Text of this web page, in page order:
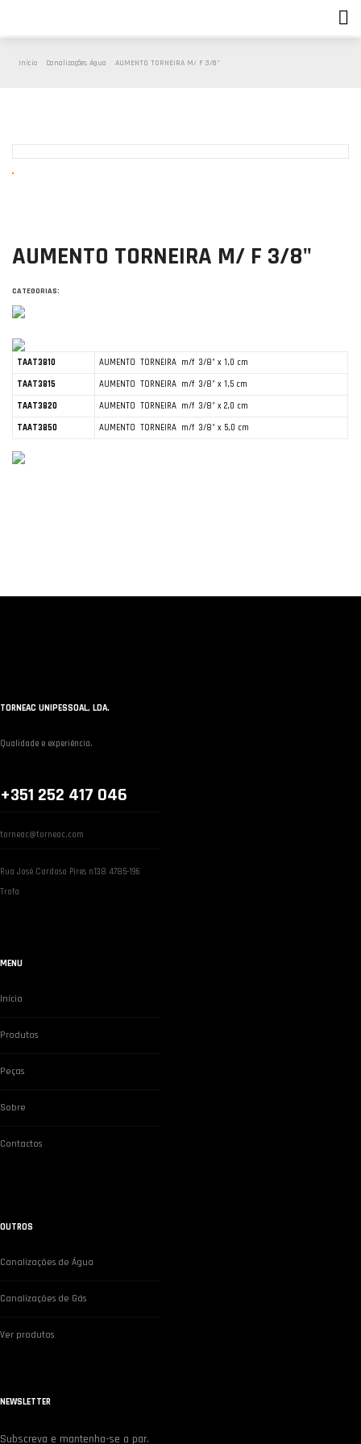
Início Canalizações Água AUMENTO TORNEIRA M/ F 3/8"
AUMENTO TORNEIRA M/ F 3/8"
CATEGORIAS:
TAAT3810
AUMENTO TORNEIRA m/f 3/8" x 1,0 cm
TAAT3815
AUMENTO TORNEIRA m/f 3/8" x 1,5 cm
TAAT3820
AUMENTO TORNEIRA m/f 3/8" x 2,0 cm
TAAT3850
AUMENTO TORNEIRA m/f 3/8" x 5,0 cm
TORNEAC UNIPESSOAL, LDA.
Qualidade e experiência.
+351 252 417 046
torneac@torneac.com
Rua José Cardoso Pires n138 4785-196
Trofa
MENU
Início
Produtos
Peças
Sobre
Contactos
OUTROS
Canalizações de Água
Canalizações de Gás
Ver produtos
NEWSLETTER
Subscreva e mantenha-se a par.